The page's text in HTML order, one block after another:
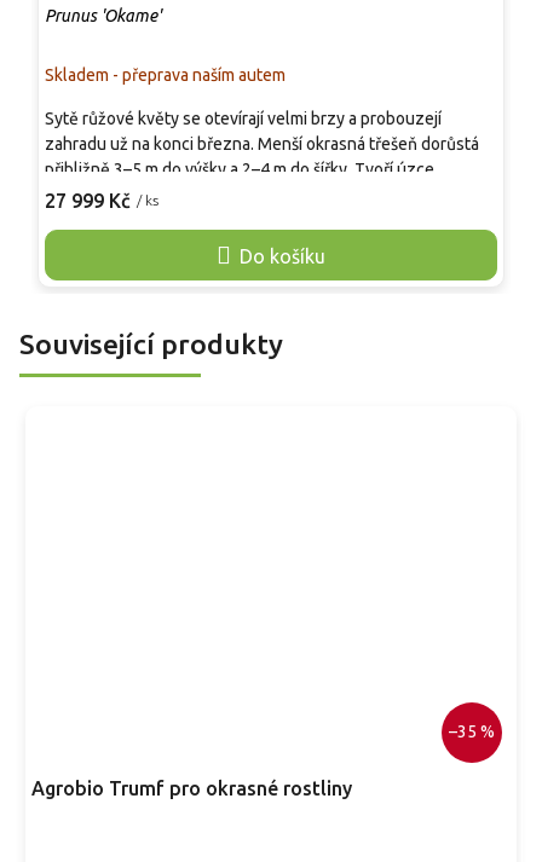
Prunus 'Okame'
Skladem - přeprava naším autem
27 999 Kč / ks
Do košíku
Sytě růžové květy se otevírají velmi brzy a probouzejí
zahradu už na konci března. Menší okrasná třešeň dorůstá
přibližně 3–5 m do výšky a 2–4 m do šířky. Tvoří úzce
oválnou až později zaoblenou korunu, která se hodí i do
jednoduché, růžové až karmínově růžové, jemně vonné a
cenné pro první opylovače. Listy raší bronzově, v létě jsou
Související produkty
–35 %
Agrobio Trumf pro okrasné rostliny